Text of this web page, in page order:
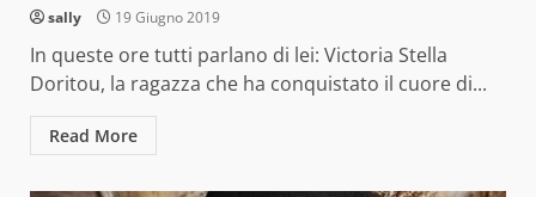
sally 19 Giugno 2019
In queste ore tutti parlano di lei: Victoria Stella
Doritou, la ragazza che ha conquistato il cuore di...
Read More